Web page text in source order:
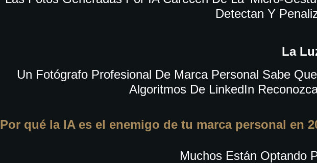
Detectan Y
La
Un Fotógrafo Profesional De Marca Personal Sabe
Algoritmos De LinkedIn
Por qué la IA es el enemigo de tu marca personal en
Muchos Están Optando